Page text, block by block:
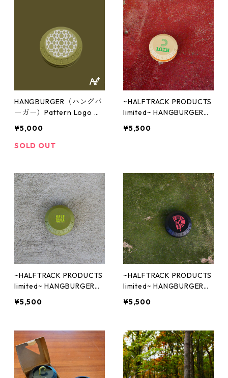
HANGBURGER（ハングバ
ーガー）Pattern Logo O
¥5,000
SOLD OUT
~HALFTRACK PRODUCTS
limited~ HANGBURGER
¥5,500
~HALFTRACK PRODUCTS
limited~ HANGBURGER
ジナルロゴ
¥5,500
~HALFTRACK PRODUCTS
limited~ HANGBURGER
ボロゴ
¥5,500